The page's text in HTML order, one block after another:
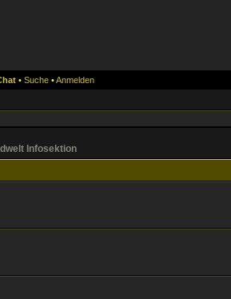
• Suche•Anmelden
Infosektion